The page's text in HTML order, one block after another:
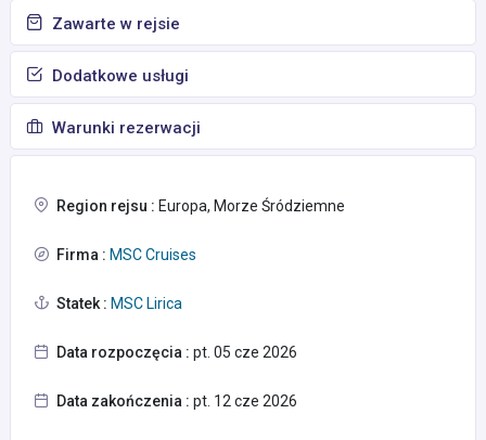
Zawarte w rejsie
Dodatkowe usługi
Warunki rezerwacji
Region rejsu : Europa, Morze Śródziemne
Firma : MSC Cruises
Statek : MSC Lirica
Data rozpoczęcia : pt. 05 cze 2026
Data zakończenia : pt. 12 cze 2026